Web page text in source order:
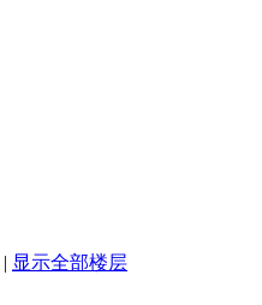
| 显示全部楼层